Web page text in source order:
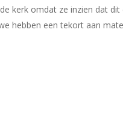
kerk omdat ze inzien dat
hebben een tekort aan